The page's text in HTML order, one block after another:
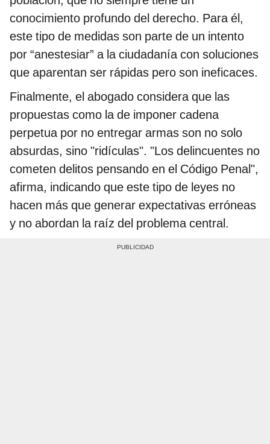
conocimiento profundo del derecho. Para él,
este tipo de medidas son parte de un intento
por “anestesiar” a la ciudadanía con soluciones
que aparentan ser rápidas pero son ineficaces.
Finalmente, el abogado considera que las
propuestas como la de imponer cadena
perpetua por no entregar armas son no solo
absurdas, sino "ridículas". "Los delincuentes no
cometen delitos pensando en el Código Penal",
afirma, indicando que este tipo de leyes no
hacen más que generar expectativas erróneas
y no abordan la raíz del problema central.